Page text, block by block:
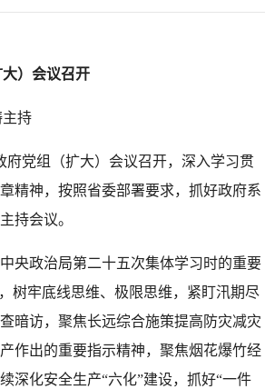
）会议召开
持
府党组（扩大）会议召开，深入学习贯
精神，按照省委部署要求，抓好政府系
持会议。
央政治局第二十五次集体学习时的重要
树牢底线思维、极限思维，紧盯汛期尽
暗访，聚焦长远综合施策提高防灾减灾
作出的重要指示精神，聚焦烟花爆竹经
深化安全生产“六化”建设，抓好“一件